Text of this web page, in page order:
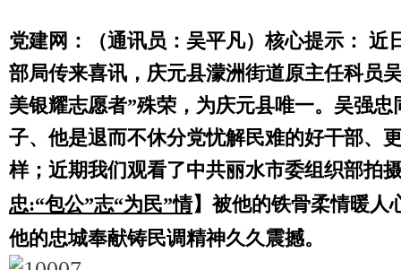
党建网：（通讯员：吴平凡）核心提示： 近
部局传来喜讯，庆元县濛洲街道原主任科员
美银耀志愿者”殊荣，为庆元县唯一。吴强
子、他是退而不休分党忧解民难的好干部、
样；近期我们观看了中共丽水市委组织部拍
忠:“包公”志“为民”情】被他的铁骨柔情暖人
他的忠城奉献铸民调精神久久震撼。